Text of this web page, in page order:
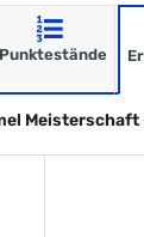
Punktestände
Meisterschaft